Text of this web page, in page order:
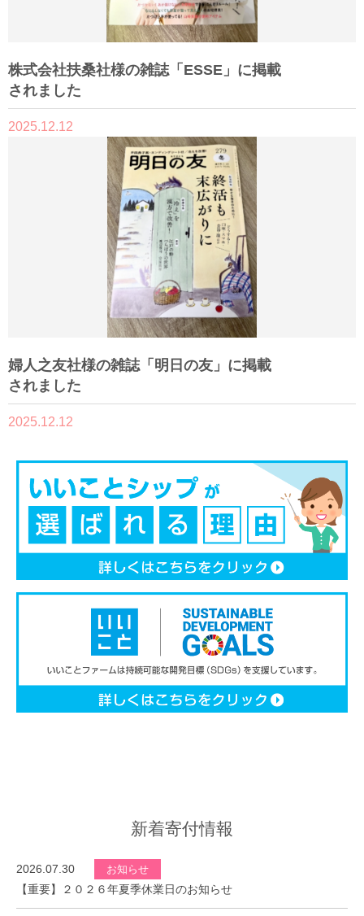
株式会社扶桑社様の雑誌「ESSE」に掲載
されました
2025.12.12
婦人之友社様の雑誌「明日の友」に掲載
されました
2025.12.12
新着寄付情報
2026.07.30 お知らせ
【重要】２０２６年夏季休業日のお知らせ